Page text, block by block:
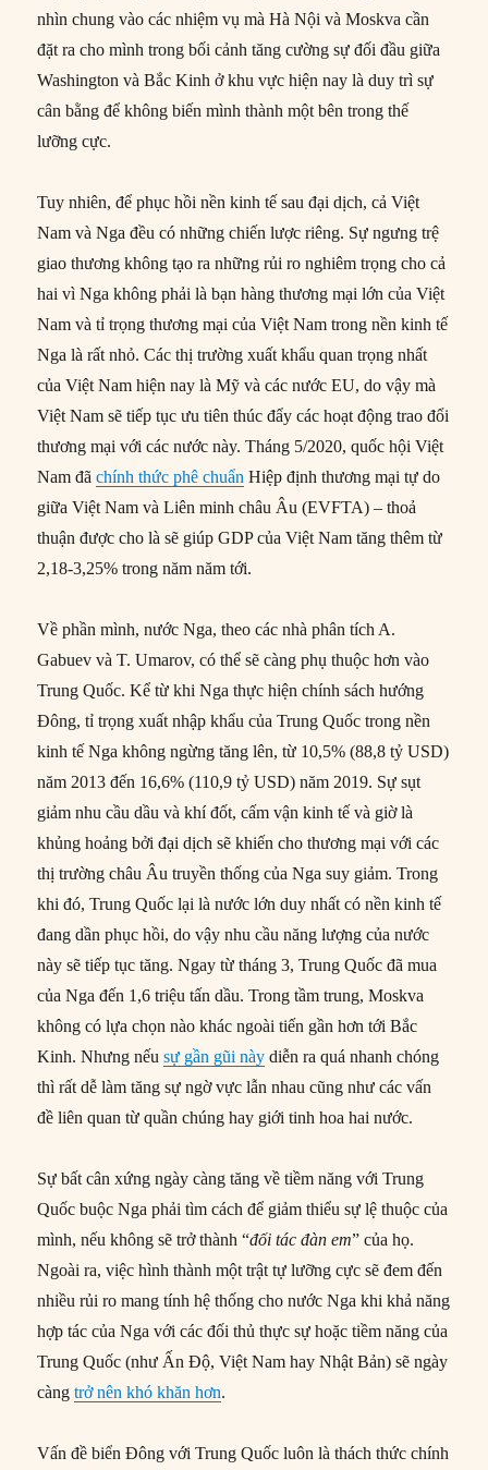
nhìn chung vào các nhiệm vụ mà Hà Nội và Moskva cần
đặt ra cho mình trong bối cảnh tăng cường sự đối đầu giữa
Washington và Bắc Kinh ở khu vực hiện nay là duy trì sự
cân bằng để không biến mình thành một bên trong thế
lưỡng cực.
Tuy nhiên, để phục hồi nền kinh tế sau đại dịch, cả Việt
Nam và Nga đều có những chiến lược riêng. Sự ngưng trệ
giao thương không tạo ra những rủi ro nghiêm trọng cho cả
hai vì Nga không phải là bạn hàng thương mại lớn của Việt
Nam và tỉ trọng thương mại của Việt Nam trong nền kinh tế
Nga là rất nhỏ. Các thị trường xuất khẩu quan trọng nhất
của Việt Nam hiện nay là Mỹ và các nước EU, do vậy mà
Việt Nam sẽ tiếp tục ưu tiên thúc đẩy các hoạt động trao đổi
thương mại với các nước này. Tháng 5/2020, quốc hội Việt
Nam đãchính thức phê chuẩn Hiệp định thương mại tự do
giữa Việt Nam và Liên minh châu Âu (EVFTA) – thoả
thuận được cho là sẽ giúp GDP của Việt Nam tăng thêm từ
2,18-3,25% trong năm năm tới.
Về phần mình, nước Nga, theo các nhà phân tích A.
Gabuev và T. Umarov, có thể sẽ càng phụ thuộc hơn vào
Trung Quốc. Kể từ khi Nga thực hiện chính sách hướng
Đông, tỉ trọng xuất nhập khẩu của Trung Quốc trong nền
kinh tế Nga không ngừng tăng lên, từ 10,5% (88,8 tỷ USD)
năm 2013 đến 16,6% (110,9 tỷ USD) năm 2019. Sự sụt
giảm nhu cầu dầu và khí đốt, cấm vận kinh tế và giờ là
khủng hoảng bởi đại dịch sẽ khiến cho thương mại với các
thị trường châu Âu truyền thống của Nga suy giảm. Trong
khi đó, Trung Quốc lại là nước lớn duy nhất có nền kinh tế
đang dần phục hồi, do vậy nhu cầu năng lượng của nước
này sẽ tiếp tục tăng. Ngay từ tháng 3, Trung Quốc đã mua
của Nga đến 1,6 triệu tấn dầu. Trong tầm trung, Moskva
không có lựa chọn nào khác ngoài tiến gần hơn tới Bắc
Kinh. Nhưng nếusự gần gũi này diễn ra quá nhanh chóng
thì rất dễ làm tăng sự ngờ vực lẫn nhau cũng như các vấn
đề liên quan từ quần chúng hay giới tinh hoa hai nước.
Sự bất cân xứng ngày càng tăng về tiềm năng với Trung
Quốc buộc Nga phải tìm cách để giảm thiểu sự lệ thuộc của
mình, nếu không sẽ trở thành “đối tác đàn em” của họ.
Ngoài ra, việc hình thành một trật tự lưỡng cực sẽ đem đến
nhiều rủi ro mang tính hệ thống cho nước Nga khi khả năng
hợp tác của Nga với các đối thủ thực sự hoặc tiềm năng của
Trung Quốc (như Ấn Độ, Việt Nam hay Nhật Bản) sẽ ngày
càngtrở nên khó khăn hơn.
Vấn đề biển Đông với Trung Quốc luôn là thách thức chính